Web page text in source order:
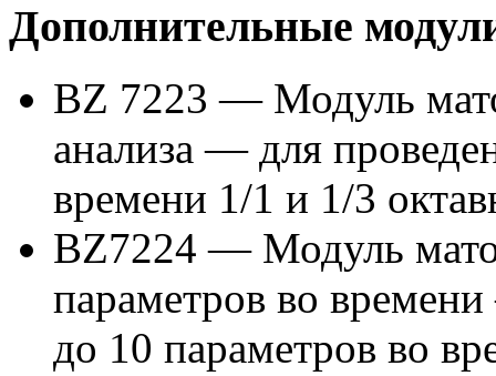
Дополнительные
BZ 7223 — Модуль
анализа — для
времени 1/1 и 1/3
BZ7224 — Модуль
параметров во
до 10 параметров во